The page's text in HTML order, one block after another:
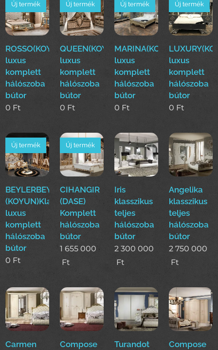
ROSSO(KOYUN)Klasszikus
luxus
komplett
hálószoba
bútor
Új termék
0 Ft
QUEEN(KOYUN)Klasszikus
luxus
komplett
hálószoba
bútor
Új termék
0 Ft
luxus
komplett
hálószoba
bútor
Új termék
0 Ft
luxus
komplett
hálószoba
bútor
Új termék
0 Ft
BEYLERBEYI
(KOYUN)Klasszikus
luxus
komplett
hálószoba
bútor
Új termék
0 Ft
CIHANGIR
(DASE)
Komplett
hálószoba
bútor
Új termék
1 655 000
Ft
Iris
klasszikus
teljes
hálószoba
bútor
2 300 000
Ft
Angelika
klasszikus
teljes
hálószoba
bútor
2 750 000
Ft
Carmen
Compose
Turandot
Compose